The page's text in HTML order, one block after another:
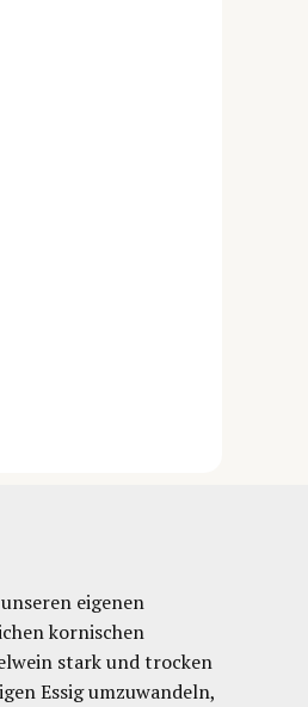
eigenen
kornischen
stark und trocken
Essig umzuwandeln,